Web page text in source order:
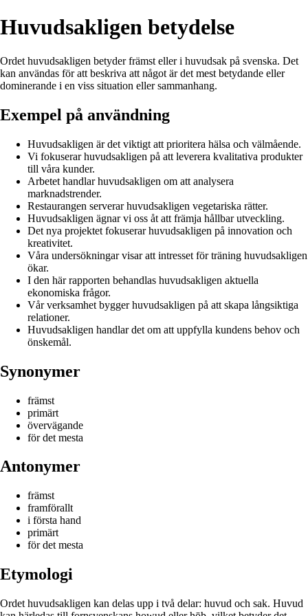
Huvudsakligen betydelse
Ordet huvudsakligen betyder främst eller i huvudsak på svenska. Det
kan användas för att beskriva att något är det mest betydande eller
dominerande i en viss situation eller sammanhang.
Exempel på användning
Huvudsakligen är det viktigt att prioritera hälsa och välmående.
Vi fokuserar huvudsakligen på att leverera kvalitativa produkter
till våra kunder.
Arbetet handlar huvudsakligen om att analysera
marknadstrender.
Restaurangen serverar huvudsakligen vegetariska rätter.
Huvudsakligen ägnar vi oss åt att främja hållbar utveckling.
Det nya projektet fokuserar huvudsakligen på innovation och
kreativitet.
Våra undersökningar visar att intresset för träning huvudsakligen
ökar.
I den här rapporten behandlas huvudsakligen aktuella
ekonomiska frågor.
Vår verksamhet bygger huvudsakligen på att skapa långsiktiga
relationer.
Huvudsakligen handlar det om att uppfylla kundens behov och
önskemål.
Synonymer
främst
primärt
övervägande
för det mesta
Antonymer
främst
framförallt
i första hand
primärt
för det mesta
Etymologi
Ordet huvudsakligen kan delas upp i två delar: huvud och sak. Huvud